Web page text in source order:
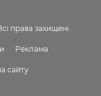
права захищені.
Реклама
сайту